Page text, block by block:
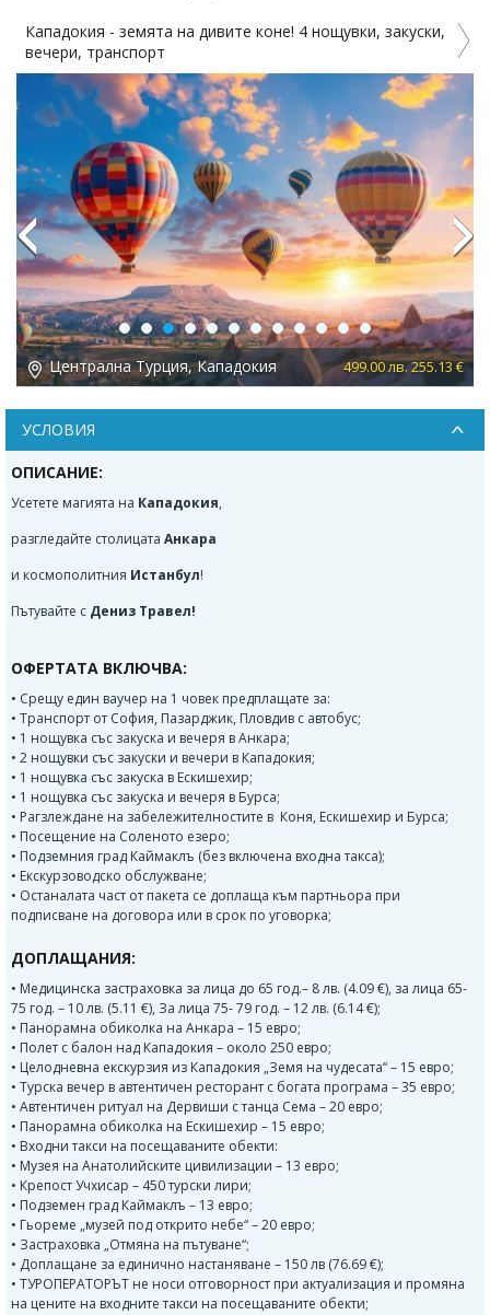
Кападокия - земята на дивите коне! 4 нощувки, закуски,
вечери, транспорт
Централна Турция, Кападокия 499.00 лв. 255.13 €
Previous Next
УСЛОВИЯ
ОПИСАНИЕ:
Усетете магията на Кападокия,
разгледайте столицата Анкара
и космополитния Истанбул!
Пътувайте с Дениз Травел!
ОФЕРТАТА ВКЛЮЧВА:
• Срещу един ваучер на 1 човек предплащате за:
• Транспорт от София, Пазарджик, Пловдив с автобус;
• 1 нощувка със закуска и вечеря в Анкара;
• 2 нощувки със закуски и вечери в Кападокия;
• 1 нощувка със закуска в Ескишехир;
• 1 нощувка със закуска и вечеря в Бурса;
• Рагзлеждане на забележителностите в Коня, Ескишехир и Бурса;
• Посещение на Соленото езеро;
• Подземния град Каймаклъ (без включена входна такса);
• Екскурзоводско обслужване;
• Останалата част от пакета се доплаща към партньора при
подписване на договора или в срок по уговорка;
ДОПЛАЩАНИЯ:
• Медицинска застраховка за лица до 65 год.– 8 лв. (4.09 €), за лица 65-
75 год. – 10 лв. (5.11 €), За лица 75- 79 год. – 12 лв. (6.14 €);
• Панорамна обиколка на Анкара – 15 евро;
• Полет с балон над Кападокия – около 250 евро;
• Целодневна екскурзия из Кападокия „Земя на чудесата“ – 15 евро;
• Турска вечер в автентичен ресторант с богата програма – 35 евро;
• Автентичен ритуал на Дервиши с танца Сема – 20 евро;
• Панорамна обиколка на Ескишехир – 15 евро;
• Входни такси на посещаваните обекти:
• Музея на Анатолийските цивилизации – 13 евро;
• Крепост Учхисар – 450 турски лири;
• Подземен град Каймаклъ – 13 евро;
• Гьореме „музей под открито небе“ – 20 евро;
• Застраховка „Отмяна на пътуване“;
• Доплащане за единично настаняване – 150 лв (76.69 €);
• ТУРОПЕРАТОРЪТ не носи отговорност при актуализация и промяна
на цените на входните такси на посещаваните обекти;